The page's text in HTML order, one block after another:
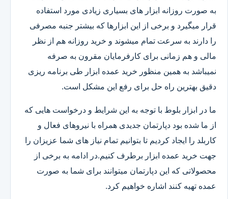
به صورت روزانه ابزار های بسیاری زیادی مورد استفاده
قرار میگیرد و برخی از این ابزارها که بیشتر جنبه مصرفی
را دارند به سرعت تمام میشوند و خرید روزانه هم از نظر
مالی و هم زمانی برای کارفرمایان مقرون به صرفه
نمیباشد به همین منظور خرید عمده ابزار طی برنامه ریزی
دقیق بهترین راه حل برای رفع این مشکل است.
ما در ابزار بلوط با توجه به این شرایط و درخواست هایی که
از ما شده بود دپارتمان جدیدی همراه با نیروهای فعال و
کاربلد را ایجاد کردیم تا بتوانیم تمام نیاز های شما عزیزان را
جهت خرید عمده ابزار برطرف کنیم.در ادامه به برخی از
محصولاتی که این دپارتمان میتوانند برای شما به صورت
عمده تهیه کنند اشاره خواهیم کرد.